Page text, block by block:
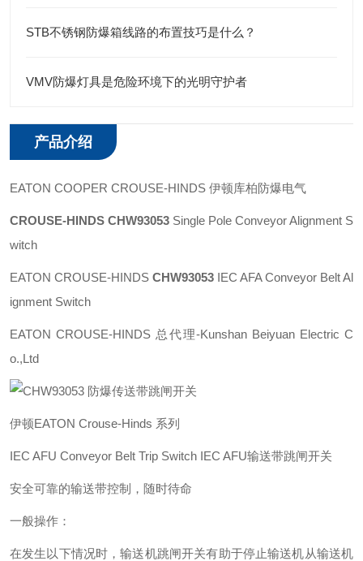
STB不锈钢防爆箱线路的布置技巧是什么？
VMV防爆灯具是危险环境下的光明守护者
产品介绍
EATON COOPER CROUSE-HINDS 伊顿库柏防爆电气
CROUSE-HINDS CHW93053 Single Pole Conveyor Alignment S
witch
EATON CROUSE-HINDS CHW93053 IEC AFA Conveyor Belt Al
ignment Switch
EATON CROUSE-HINDS 总代理-Kunshan Beiyuan Electric C
o.,Ltd
伊顿EATON Crouse-Hinds 系列
IEC AFU Conveyor Belt Trip Switch IEC AFU输送带跳闸开关
安全可靠的输送带控制，随时待命
一般操作：
在发生以下情况时，输送机跳闸开关有助于停止输送机从输送机